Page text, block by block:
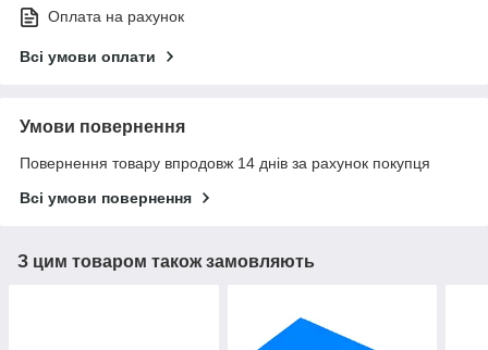
Оплата на рахунок
Всі умови оплати
Умови повернення
Повернення товару впродовж 14 днів за рахунок покупця
Всі умови повернення
З цим товаром також замовляють